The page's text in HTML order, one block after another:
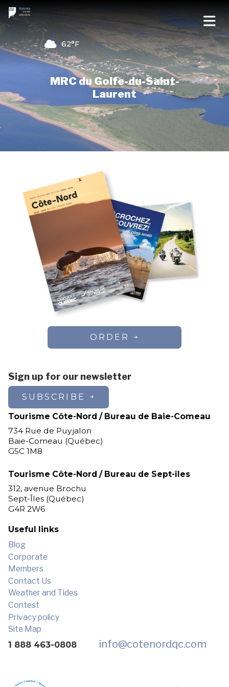
62°F
MRC du Golfe-du-Saint-
Laurent
ORDER
Sign up for our newsletter
SUBSCRIBE
Tourisme Côte-Nord / Bureau de Baie-Comeau
734 Rue de Puyjalon
Baie-Comeau (Québec)
G5C 1M8
Tourisme Côte-Nord / Bureau de Sept-îles
312, avenue Brochu
Sept-Îles (Québec)
G4R 2W6
Useful links
Blog
Corporate
Members
Contact Us
Weather and Tides
Contest
Privacy policy
Site Map
1 888 463-0808 info@cotenordqc.com